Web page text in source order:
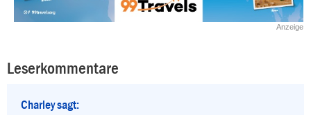
Anzeige
Leserkommentare
Charley sagt: